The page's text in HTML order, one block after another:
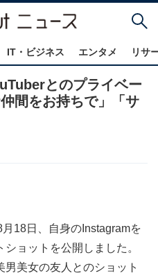
IT・ビジネス エンタメ リサ
とのプライベー
間をお持ちで」「サ
18日、自身のInstagramを
ョットを公開しました。
男美女の友人とのショット